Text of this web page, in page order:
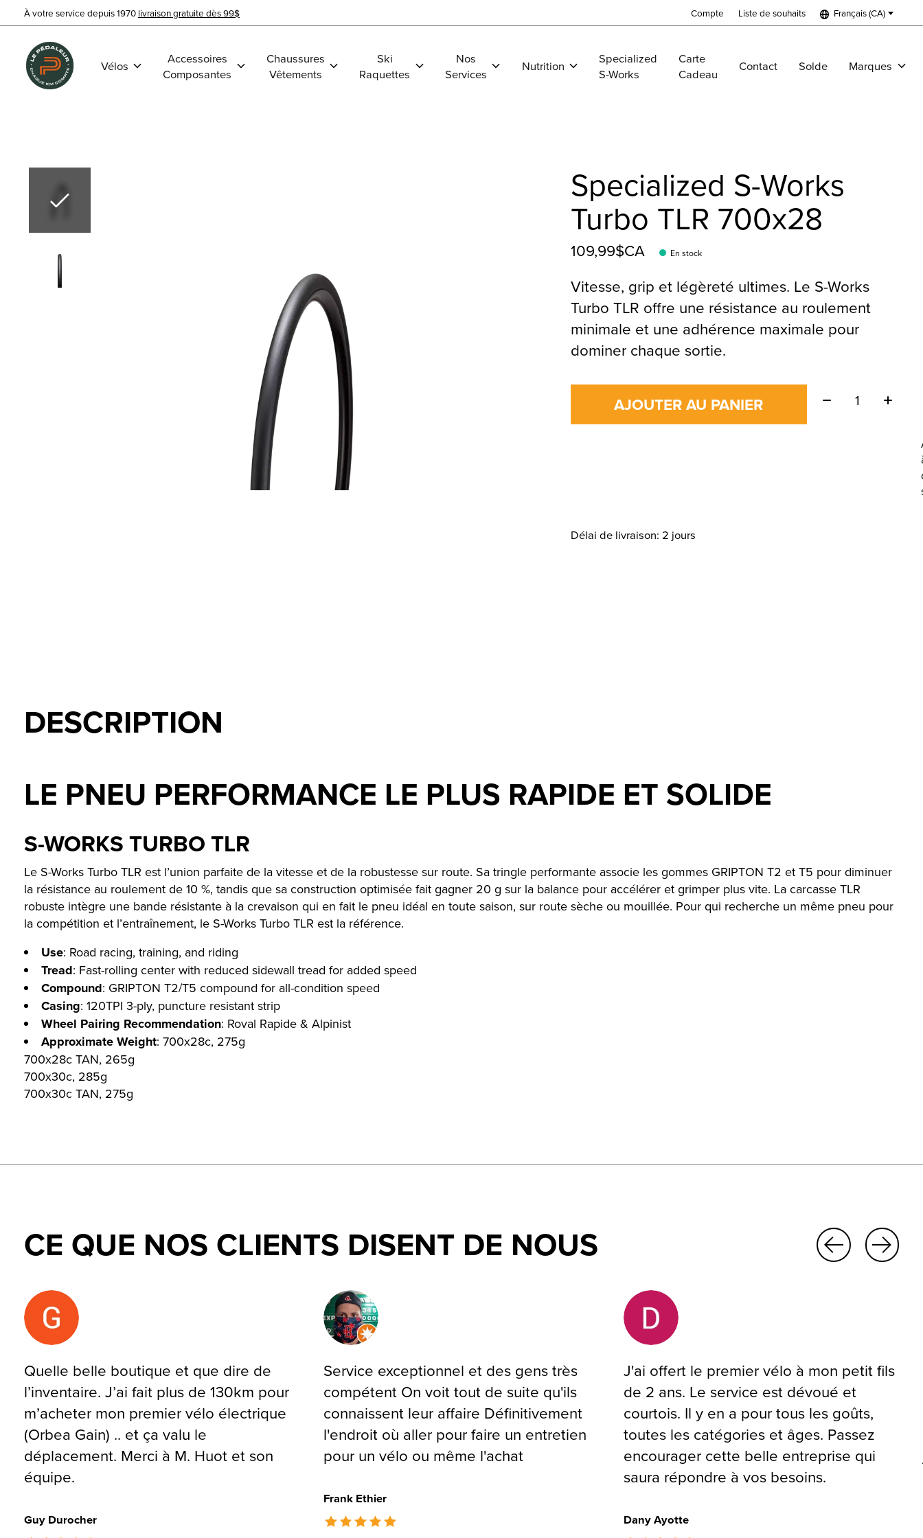
À votre service depuis 1970 livraison gratuite dès 99$ Compte Liste de souhaits Français (CA)
Vélos
Accessoires
Composantes
Chaussures
Vêtements
Ski
Raquettes
Nos
Services
Nutrition
Specialized
S-Works
Carte
Cadeau
Contact Solde Marques
Specialized S-Works
Turbo TLR 700x28
109,99$CA En stock
Vitesse, grip et légèreté ultimes. Le S-Works
Turbo TLR offre une résistance au roulement
minimale et une adhérence maximale pour
dominer chaque sortie.
AJOUTER AU PANIER Quantité:
Délai de livraison: 2 jours
DESCRIPTION
LE PNEU PERFORMANCE LE PLUS RAPIDE ET SOLIDE
S-WORKS TURBO TLR
Le S-Works Turbo TLR est l’union parfaite de la vitesse et de la robustesse sur route. Sa tringle performante associe les gommes GRIPTON T2 et T5 pour diminuer
la résistance au roulement de 10 %, tandis que sa construction optimisée fait gagner 20 g sur la balance pour accélérer et grimper plus vite. La carcasse TLR
robuste intègre une bande résistante à la crevaison qui en fait le pneu idéal en toute saison, sur route sèche ou mouillée. Pour qui recherche un même pneu pour
la compétition et l’entraînement, le S-Works Turbo TLR est la référence.
Use: Road racing, training, and riding
Tread: Fast-rolling center with reduced sidewall tread for added speed
Compound: GRIPTON T2/T5 compound for all-condition speed
Casing: 120TPI 3-ply, puncture resistant strip
Wheel Pairing Recommendation: Roval Rapide & Alpinist
Approximate Weight: 700x28c, 275g
700x28c TAN, 265g
700x30c, 285g
700x30c TAN, 275g
CE QUE NOS CLIENTS DISENT DE NOUS
Testimonial items
Quelle belle boutique et que dire de
l’inventaire. J’ai fait plus de 130km pour
m’acheter mon premier vélo électrique
(Orbea Gain) .. et ça valu le
déplacement. Merci à M. Huot et son
équipe.
Guy Durocher
Service exceptionnel et des gens très
compétent On voit tout de suite qu'ils
connaissent leur affaire Définitivement
l'endroit où aller pour faire un entretien
pour un vélo ou même l'achat
Frank Ethier
The rating of this product is
J'ai offert le premier vélo à mon petit fils
de 2 ans. Le service est dévoué et
courtois. Il y en a pour tous les goûts,
toutes les catégories et âges. Passez
encourager cette belle entreprise qui
saura répondre à vos besoins.
Dany Ayotte